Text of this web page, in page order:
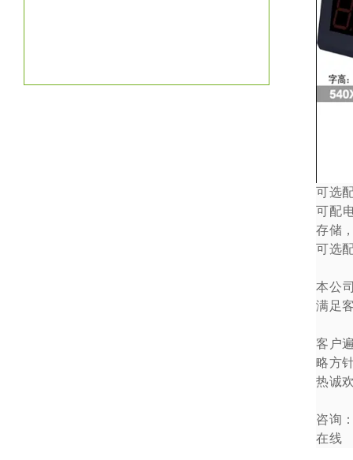
可选
可配
存储
可选
本公
满足
客户
略方
热诚
咨询
在线